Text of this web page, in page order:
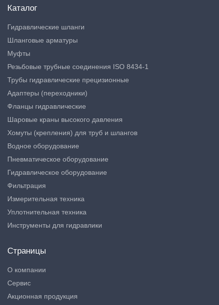
Каталог
Гидравлические шланги
Шланговые арматуры
Муфты
Резьбовые трубные соединения ISO 8434-1
Трубы гидравлические прецизионные
Адаптеры (переходники)
Фланцы гидравлические
Шаровые краны высокого давления
Хомуты (крепления) для труб и шлангов
Водное оборудование
Пневматическое оборудование
Гидравлическое оборудование
Фильтрация
Измерительная техника
Уплотнительная техника
Инструменты для гидравлики
Страницы
О компании
Сервис
Акционная продукция